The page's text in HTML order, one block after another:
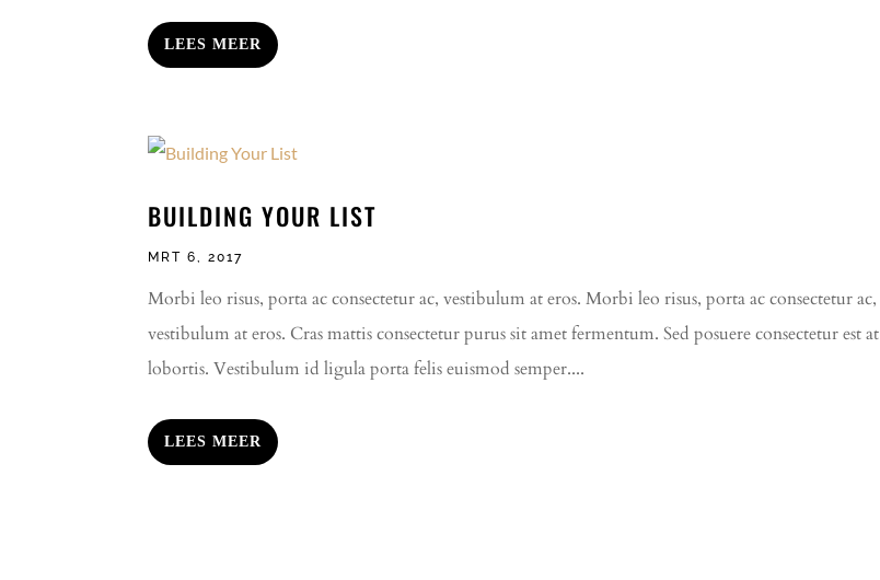
LEES MEER
BUILDING YOUR LIST
MRT 6, 2017
Morbi leo risus, porta ac consectetur ac, vestibulum at eros. Morbi leo risus, porta ac consectetur ac,
vestibulum at eros. Cras mattis consectetur purus sit amet fermentum. Sed posuere consectetur est at
lobortis. Vestibulum id ligula porta felis euismod semper....
LEES MEER